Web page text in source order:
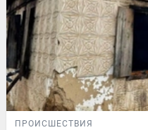
ПРОИСШЕСТВИЯ